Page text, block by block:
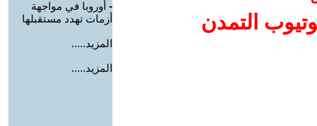
التمدن
- أوروبا في مواجهة
أزمات تهدد مستقبلها
المزيد.....
المزيد.....